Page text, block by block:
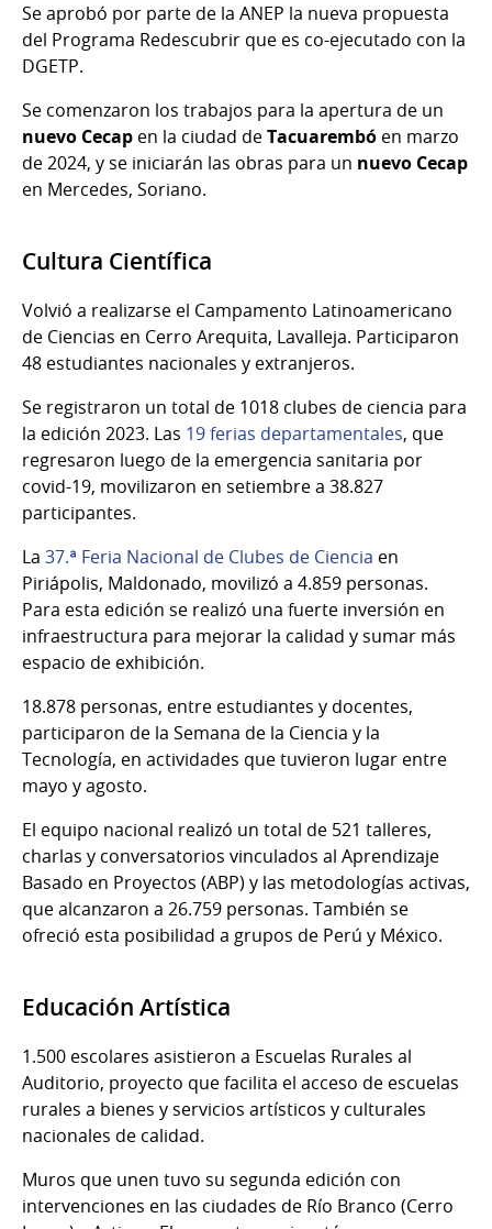
Se aprobó por parte de la ANEP la nueva propuesta
del Programa Redescubrir que es co-ejecutado con la
DGETP.
Se comenzaron los trabajos para la apertura de un
nuevo Cecap en la ciudad deTacuarembó en marzo
de 2024, y se iniciarán las obras para un nuevo Cecap
en Mercedes, Soriano.
Cultura Científica
Volvió a realizarse el Campamento Latinoamericano
de Ciencias en Cerro Arequita, Lavalleja. Participaron
48 estudiantes nacionales y extranjeros.
Se registraron un total de 1018 clubes de ciencia para
la edición 2023. Las 19 ferias departamentales, que
regresaron luego de la emergencia sanitaria por
covid-19, movilizaron en setiembre a 38.827
participantes.
La 37.ª Feria Nacional de Clubes de Ciencia en
Piriápolis, Maldonado, movilizó a 4.859 personas.
Para esta edición se realizó una fuerte inversión en
infraestructura para mejorar la calidad y sumar más
espacio de exhibición.
18.878 personas, entre estudiantes y docentes,
participaron de la Semana de la Ciencia y la
Tecnología, en actividades que tuvieron lugar entre
mayo y agosto.
El equipo nacional realizó un total de 521 talleres,
charlas y conversatorios vinculados al Aprendizaje
Basado en Proyectos (ABP) y las metodologías activas,
que alcanzaron a 26.759 personas. También se
ofreció esta posibilidad a grupos de Perú y México.
Educación Artística
1.500 escolares asistieron a Escuelas Rurales al
Auditorio, proyecto que facilita el acceso de escuelas
rurales a bienes y servicios artísticos y culturales
nacionales de calidad.
Muros que unen tuvo su segunda edición con
intervenciones en las ciudades de Río Branco (Cerro